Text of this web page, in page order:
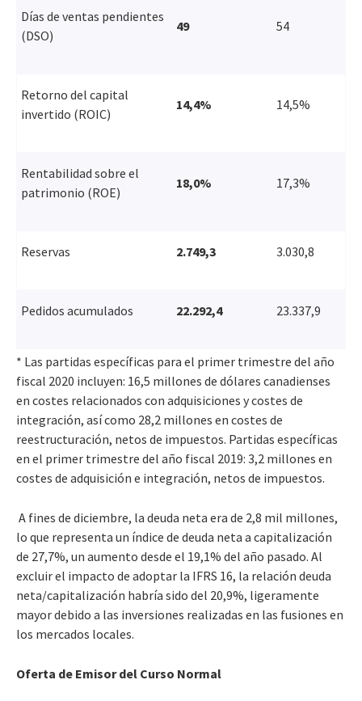
Días de ventas pendientes
(DSO)
49 54
Retorno del capital
invertido (ROIC)
14,4% 14,5%
Rentabilidad sobre el
patrimonio (ROE)
18,0% 17,3%
Reservas 2.749,3 3.030,8
Pedidos acumulados 22.292,4 23.337,9
* Las partidas específicas para el primer trimestre del año
fiscal 2020 incluyen: 16,5 millones de dólares canadienses
en costes relacionados con adquisiciones y costes de
integración, así como 28,2 millones en costes de
reestructuración, netos de impuestos. Partidas específicas
en el primer trimestre del año fiscal 2019: 3,2 millones en
costes de adquisición e integración, netos de impuestos.
A fines de diciembre, la deuda neta era de 2,8 mil millones,
lo que representa un índice de deuda neta a capitalización
de 27,7%, un aumento desde el 19,1% del año pasado. Al
excluir el impacto de adoptar la IFRS 16, la relación deuda
neta/capitalización habría sido del 20,9%, ligeramente
mayor debido a las inversiones realizadas en las fusiones en
los mercados locales.
Oferta de Emisor del Curso Normal